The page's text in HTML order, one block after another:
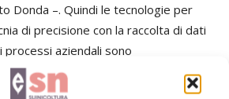
Donda –. Quindi le tecnologie per
di precisione con la raccolta di dati
aziendali sono